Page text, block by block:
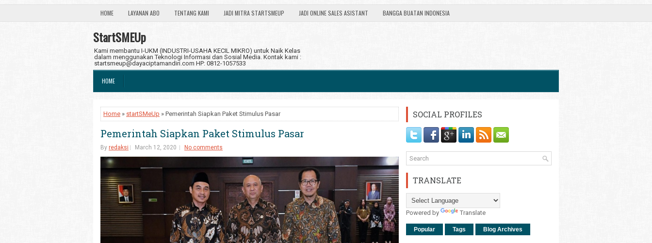
HOME LAYANAN ABO TENTANG KAMI JADI MITRA STARTSMEUP JADI ONLINE SALES ASISTANT BANGGA BUATAN INDONESIA
StartSMEUp
Kami membantu I-UKM (INDUSTRI-USAHA KECIL MIKRO) untuk Naik Kelas
dalam menggunakan Teknologi Informasi dan Sosial Media. Kontak kami :
startsmeup@dayaciptamandiri.com HP: 0812-1057533
HOME
Home » startSMeUp » Pemerintah Siapkan Paket Stimulus Pasar
Pemerintah Siapkan Paket Stimulus Pasar
By redaksi March 12, 2020 No comments
SOCIAL PROFILES
TRANSLATE
Powered by Translate
Popular Tags Blog Archives